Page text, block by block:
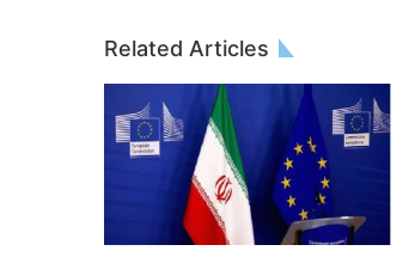
Related Articles